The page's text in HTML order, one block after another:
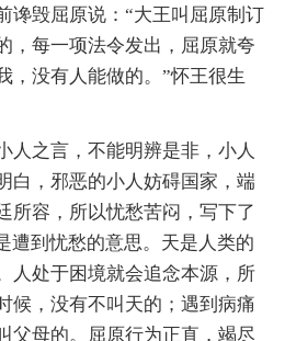
谗毁屈原说：“大王叫屈原制订
，每一项法令发出，屈原就夸
，没有人能做的。”怀王很生
之言，不能明辨是非，小人
白，邪恶的小人妨碍国家，端
所容，所以忧愁苦闷，写下了
遭到忧愁的意思。天是人类的
人处于困境就会追念本源，所
候，没有不叫天的；遇到病痛
父母的。屈原行为正直，竭尽